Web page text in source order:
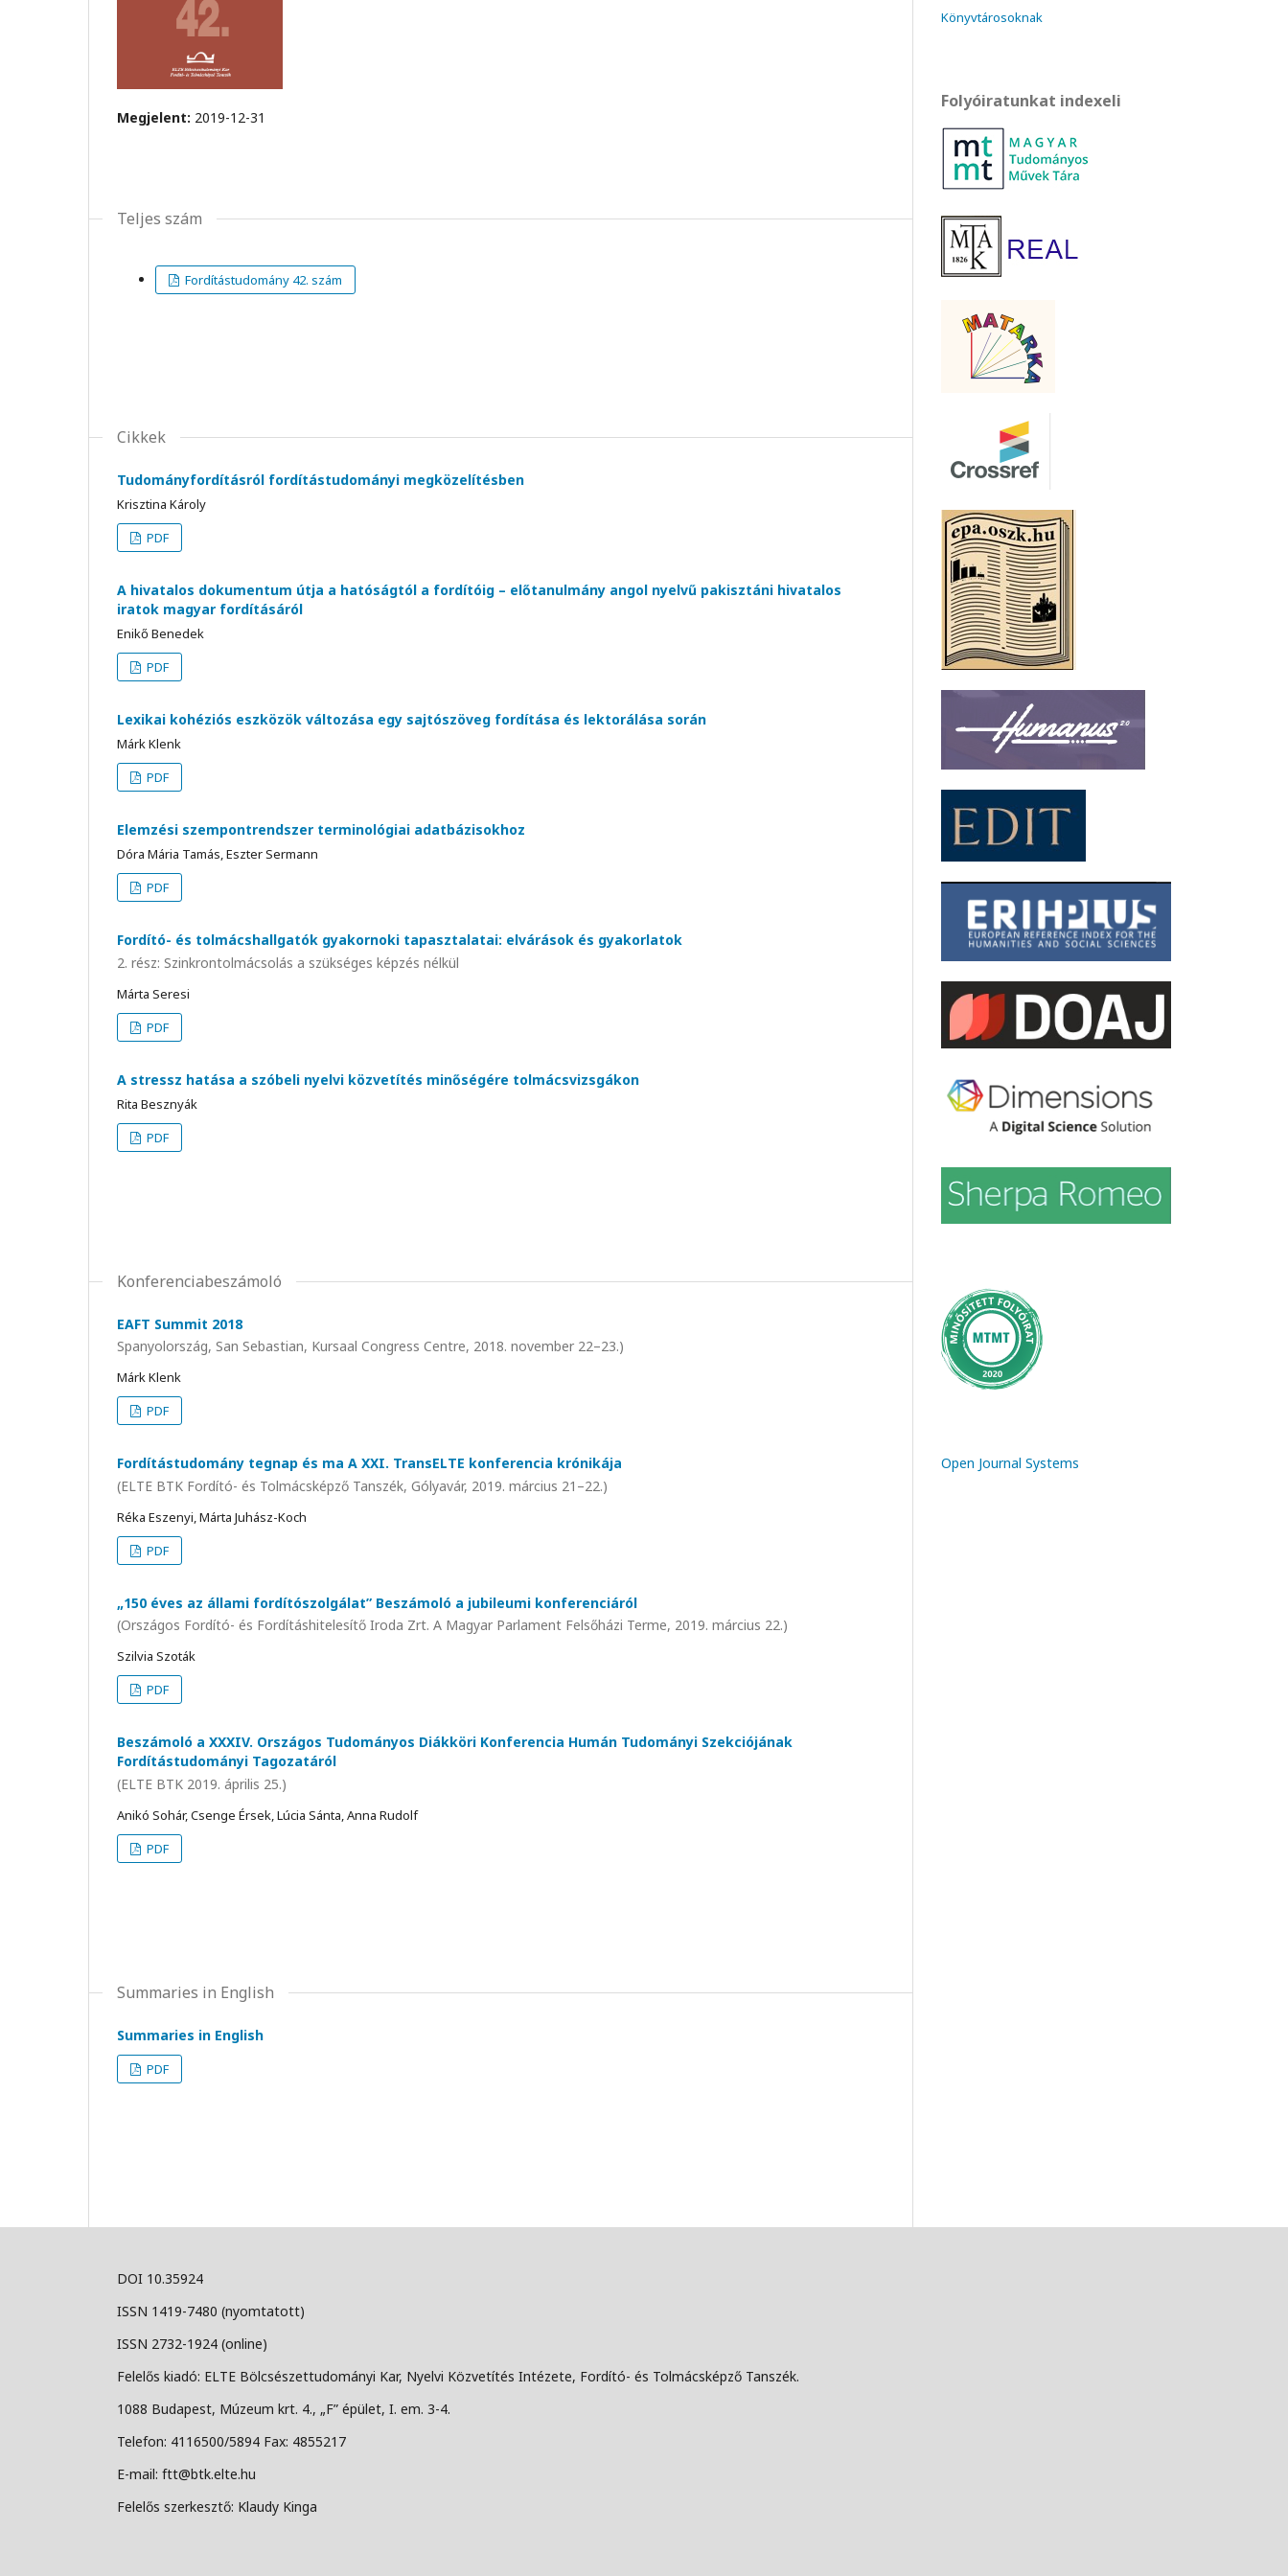
Megjelent: 2019-12-31
Teljes szám
Fordítástudomány 42. szám
Cikkek
Tudományfordításról fordítástudományi megközelítésben
Krisztina Károly
PDF
A hivatalos dokumentum útja a hatóságtól a fordítóig – előtanulmány angol nyelvű pakisztáni hivatalos
iratok magyar fordításáról
Enikő Benedek
PDF
Lexikai kohéziós eszközök változása egy sajtószöveg fordítása és lektorálása során
Márk Klenk
PDF
Elemzési szempontrendszer terminológiai adatbázisokhoz
Dóra Mária Tamás, Eszter Sermann
PDF
Fordító- és tolmácshallgatók gyakornoki tapasztalatai: elvárások és gyakorlatok
2. rész: Szinkrontolmácsolás a szükséges képzés nélkül
Márta Seresi
PDF
A stressz hatása a szóbeli nyelvi közvetítés minőségére tolmácsvizsgákon
Rita Besznyák
PDF
Konferenciabeszámoló
EAFT Summit 2018
Spanyolország, San Sebastian, Kursaal Congress Centre, 2018. november 22–23.)
Márk Klenk
PDF
Fordítástudomány tegnap és ma A XXI. TransELTE konferencia krónikája
(ELTE BTK Fordító- és Tolmácsképző Tanszék, Gólyavár, 2019. március 21–22.)
Réka Eszenyi, Márta Juhász-Koch
PDF
„150 éves az állami fordítószolgálat” Beszámoló a jubileumi konferenciáról
(Országos Fordító- és Fordításhitelesítő Iroda Zrt. A Magyar Parlament Felsőházi Terme, 2019. március 22.)
Szilvia Szoták
PDF
Beszámoló a XXXIV. Országos Tudományos Diákköri Konferencia Humán Tudományi Szekciójának
Fordítástudományi Tagozatáról
(ELTE BTK 2019. április 25.)
Anikó Sohár, Csenge Érsek, Lúcia Sánta, Anna Rudolf
PDF
Summaries in English
Summaries in English
PDF
Könyvtárosoknak
Folyóiratunkat indexeli
Open Journal Systems
DOI 10.35924
ISSN 1419-7480 (nyomtatott)
ISSN 2732-1924 (online)
Felelős kiadó: ELTE Bölcsészettudományi Kar, Nyelvi Közvetítés Intézete, Fordító- és Tolmácsképző Tanszék.
1088 Budapest, Múzeum krt. 4., „F” épület, I. em. 3-4.
Telefon: 4116500/5894 Fax: 4855217
E-mail: ftt@btk.elte.hu
Felelős szerkesztő: Klaudy Kinga